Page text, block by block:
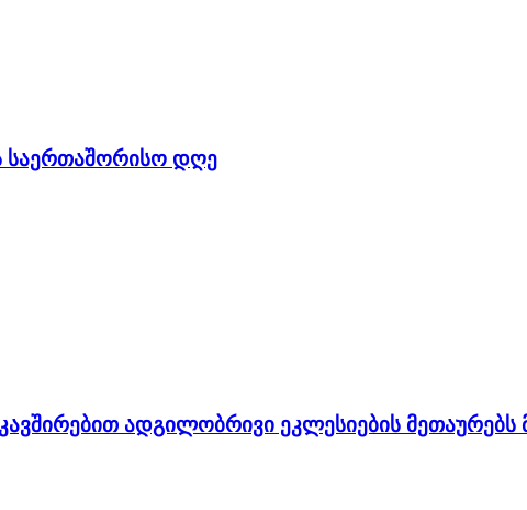
საერთაშორისო დღე
ადგილობრივი ეკლესიების მეთაურებს